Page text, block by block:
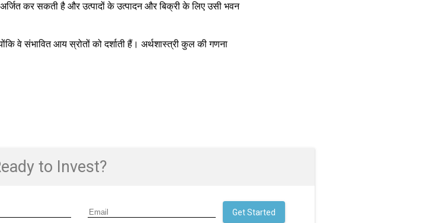
कर सकती है और उत्पादों के उत्पादन और बिक्री के लिए उसी भवन
वे संभावित आय स्रोतों को दर्शाती हैं। अर्थशास्त्री कुल की गणना
to Invest?
Get Started